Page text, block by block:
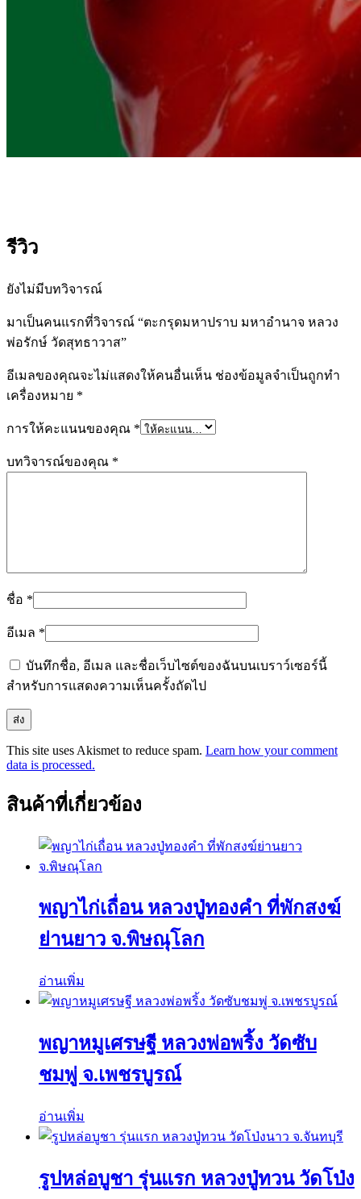
รีวิว
ยังไม่มีบทวิจารณ์
มาเป็นคนแรกที่วิจารณ์ “ตะกรุดมหาปราบ มหาอำนาจ หลวง
พ่อรักษ์ วัดสุทธาวาส”
อีเมลของคุณจะไม่แสดงให้คนอื่นเห็น ช่องข้อมูลจำเป็นถูกทำ
เครื่องหมาย *
การให้คะแนนของคุณ *
บทวิจารณ์ของคุณ *
ชื่อ *
อีเมล *
บันทึกชื่อ, อีเมล และชื่อเว็บไซต์ของฉันบนเบราว์เซอร์นี้
สำหรับการแสดงความเห็นครั้งถัดไป
This site uses Akismet to reduce spam. Learn how your comment
data is processed.
สินค้าที่เกี่ยวข้อง
พญาไก่เถื่อน หลวงปู่ทองคำ ที่พักสงฆ์
ย่านยาว จ.พิษณุโลก
อ่านเพิ่ม
พญาหมูเศรษฐี หลวงพ่อพริ้ง วัดซับ
ชมพู่ จ.เพชรบูรณ์
อ่านเพิ่ม
รูปหล่อบูชา รุ่นแรก หลวงปู่ทวน วัดโป่ง